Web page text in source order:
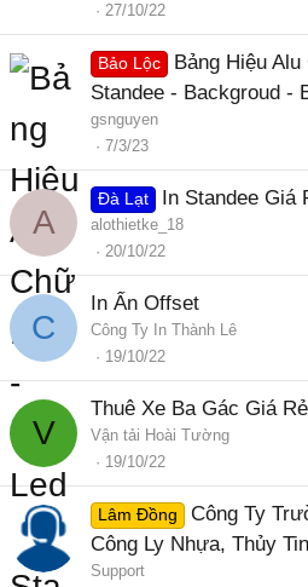
27/10/22
Bảo Lộc
Bảng Hiệu
Standee - Backgroud -
gsnguyen
7/3/23
A
Đà Lạt In Standee Giá
alothietke_18
20/10/22
C
In Ấn Offset
Công Ty In Thành Lê
19/10/22
V
Thuê Xe Ba Gác Giá
Vận tải Hoài Tường
19/10/22
Lâm Đồng
Công Ty
Công Ly Nhựa, Thủy
Support